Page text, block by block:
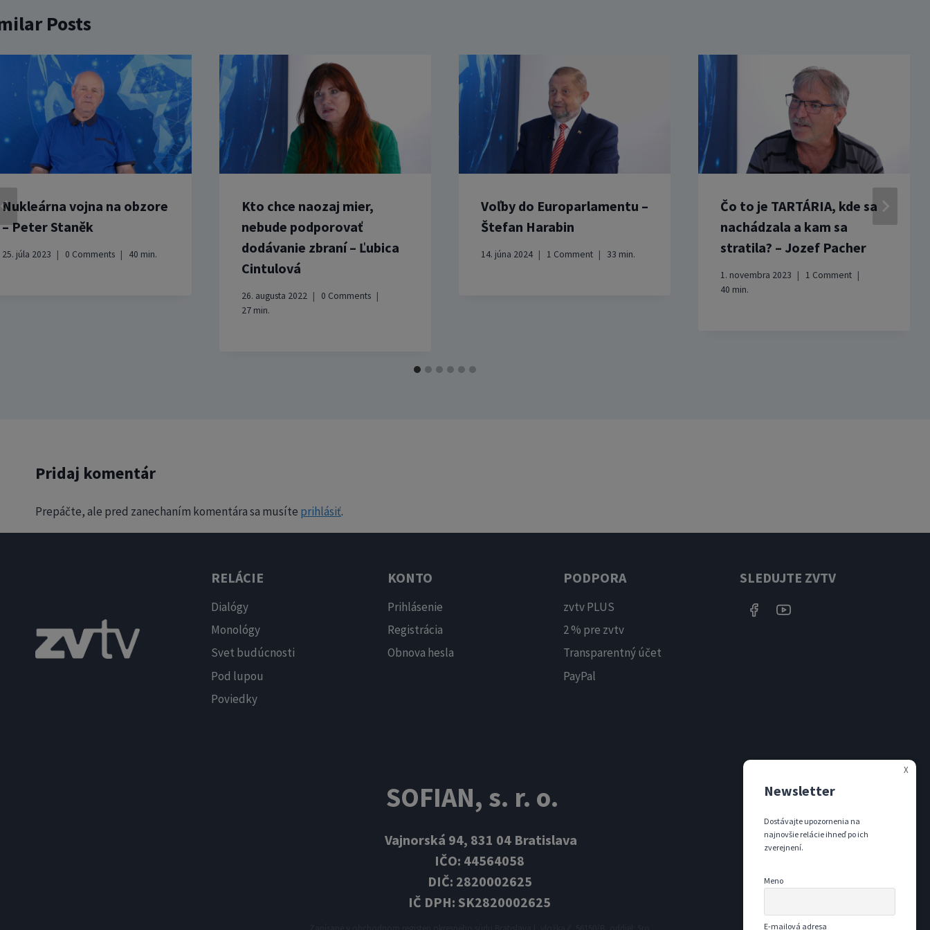
Posts
Nukleárna vojna na obzore
– Peter Staněk
25. júla 2023 0 Comments 40 min.
Kto chce naozaj mier,
nebude podporovať
dodávanie zbraní – Ľubica
Cintulová
26. augusta 2022
0 Comments
27 min.
Voľby do Europarlamentu –
Štefan Harabin
14. júna 2024 1 Comment 33 min.
Čo to je TARTÁRIA, kde sa
nachádzala a kam sa
stratila? – Jozef Pacher
1. novembra 2023
1 Comment
40 min.
Pridaj komentár
Prepáčte, ale pred zanechaním komentára sa musíte prihlásiť.
RELÁCIE
Dialógy
Monológy
Svet budúcnosti
Pod lupou
Poviedky
KONTO
Prihlásenie
Registrácia
Obnova hesla
PODPORA
zvtv PLUS
2 % pre zvtv
Transparentný účet
PayPal
SLEDUJTE ZVTV
SOFIAN, s. r. o.
Vajnorská 94, 831 04 Bratislava
IČO: 44564058
DIČ: 2820002625
IČ DPH: SK2820002625
X
Newsletter
Dostávajte upozornenia na
najnovšie relácie ihneď po ich
zverejnení.
Meno
E-mailová adresa